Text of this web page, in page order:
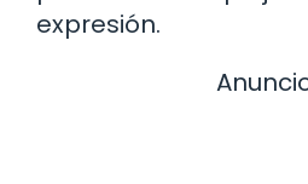
expresión.